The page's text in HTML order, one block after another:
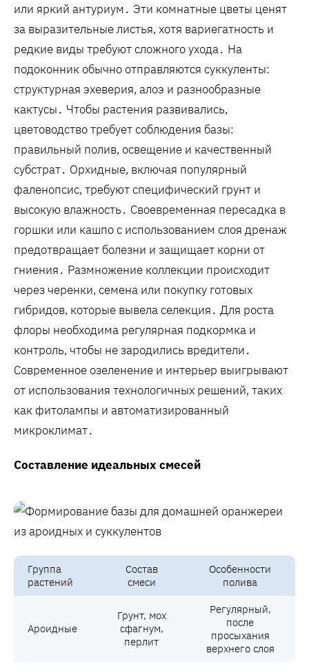
или яркий антуриум․ Эти комнатные цветы ценят
за выразительные листья‚ хотя вариегатность и
редкие виды требуют сложного ухода․ На
подоконник обычно отправляются суккуленты:
структурная эхеверия‚ алоэ и разнообразные
кактусы․ Чтобы растения развивались‚
цветоводство требует соблюдения базы:
правильный полив‚ освещение и качественный
субстрат․ Орхидные‚ включая популярный
фаленопсис‚ требуют специфический грунт и
высокую влажность․ Своевременная пересадка в
горшки или кашпо с использованием слоя дренаж
предотвращает болезни и защищает корни от
гниения․ Размножение коллекции происходит
через черенки‚ семена или покупку готовых
гибридов‚ которые вывела селекция․ Для роста
флоры необходима регулярная подкормка и
контроль‚ чтобы не зародились вредители․
Современное озеленение и интерьер выигрывают
от использования технологичных решений‚ таких
как фитолампы и автоматизированный
микроклимат․
Составление идеальных смесей
Группа
растений
Состав
смеси
Особенности
полива
Ароидные
Грунт‚ мох
сфагнум‚
перлит
Регулярный‚
после
просыхания
верхнего слоя